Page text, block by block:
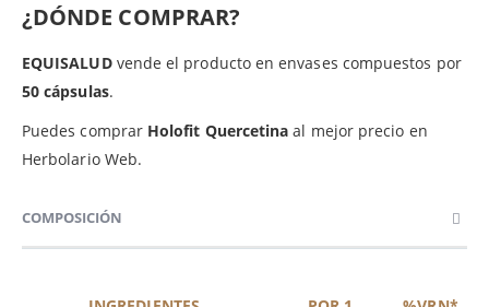
¿DÓNDE COMPRAR?
EQUISALUDvende el producto en envases compuestos por
50 cápsulas.
Puedes comprar Holofit Quercetinaal mejor precio en
Herbolario Web.
COMPOSICIÓN